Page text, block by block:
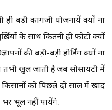
बड़ी कागजी योजनायें क्यों ना
के साथ कितनी ही फोटो क्यों
की बड़ी-बड़ी होर्डिंग क्यों ना
तभी खुल जाती है जब सोसायटी में
को पिछले दो साल में खाद
भर भूल नहीं पायेंगे.